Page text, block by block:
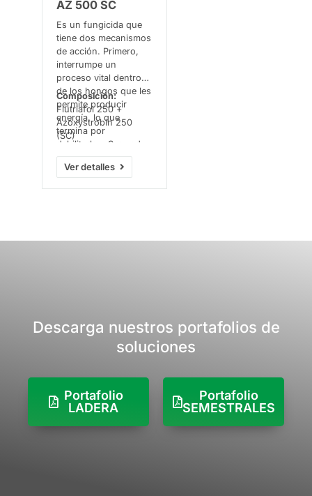
AZ 500 SC
Es un fungicida que
tiene dos mecanismos
de acción. Primero,
interrumpe un
proceso vital dentro
de los hongos que les
permite producir
energía, lo que
termina por
debilitarlos. Segundo,
evita que los hongos
fabriquen una parte
Composición:
Flutriafol 250 +
Azoxystrobin 250
(SC)
Ver detalles
Descarga nuestros portafolios de
soluciones
Portafolio
LADERA
Portafolio
SEMESTRALES